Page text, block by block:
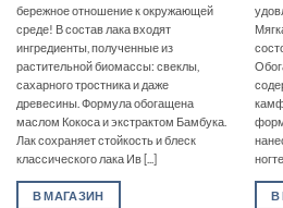
бережное отношение к окружающей
среде! В состав лака входят
ингредиенты, полученные из
растительной биомассы: свеклы,
сахарного тростника и даже
древесины. Формула обогащена
маслом Кокоса и экстрактом Бамбука.
Лак сохраняет стойкость и блеск
классического лака Ив [...]
В МАГАЗИН В